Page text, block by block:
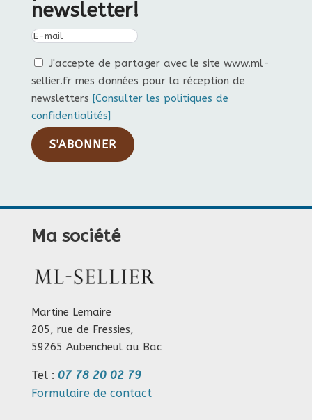
newsletter!
J'accepte de partager avec le site www.ml-
sellier.fr mes données pour la réception de
newsletters [Consulter les politiques de
confidentialités]
S'ABONNER
Ma société
Martine Lemaire
205, rue de Fressies,
59265 Aubencheul au Bac
Tel : 07 78 20 02 79
Formulaire de contact